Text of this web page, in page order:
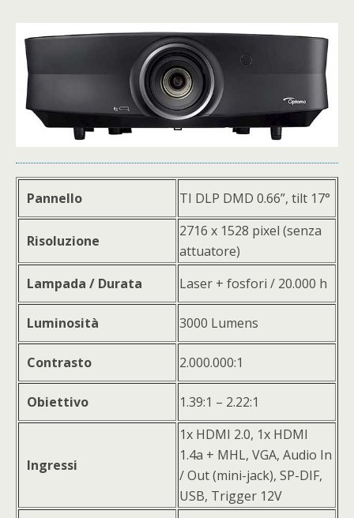
Pannello TI DLP DMD 0.66”, tilt 17°
Risoluzione
2716 x 1528 pixel (senza
attuatore)
Lampada / Durata
Laser + fosfori / 20.000 h
Luminosità 3000 Lumens
Contrasto 2.000.000:1
Obiettivo 1.39:1 – 2.22:1
Ingressi
1x HDMI 2.0, 1x HDMI
1.4a + MHL, VGA, Audio In
/ Out (mini-jack), SP-DIF,
USB, Trigger 12V